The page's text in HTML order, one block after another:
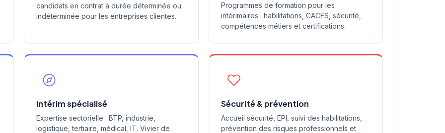
candidats en contrat à durée déterminée ou
indéterminée pour les entreprises clientes.
Programmes de formation pour les
intérimaires : habilitations, CACES, sécurité,
compétences métiers et certifications.
Intérim spécialisé
Expertise sectorielle : BTP, industrie,
logistique, tertiaire, médical, IT. Vivier de
Sécurité & prévention
Accueil sécurité, EPI, suivi des habilitations,
prévention des risques professionnels et